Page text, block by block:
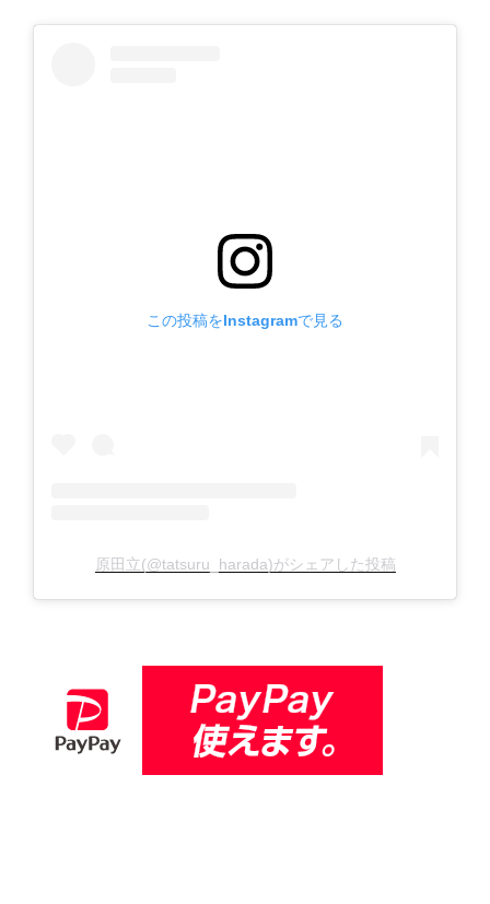
この投稿をInstagramで見る
原田立(@tatsuru_harada)がシェアした投稿